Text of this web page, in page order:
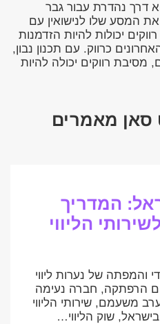
דרך נהדרת עבור גבר
המסע שלו לנישואין עם
יכולות להיות הזדמנות
כרווק. עם תכנון נבון,
מסיבת רווקים יכולה להיות
סאן מאמרים
המדריך
הליווי
והמפתה של נערות ליווי
הרפתקה, חברה נעימה
משעמם, שירותי הליווי
שוק הליווי…